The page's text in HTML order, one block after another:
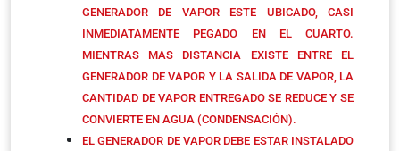
GENERADOR DE VAPOR ESTE UBICADO, CASI
INMEDIATAMENTE PEGADO EN EL CUARTO.
MIENTRAS MAS DISTANCIA EXISTE ENTRE EL
GENERADOR DE VAPOR Y LA SALIDA DE VAPOR, LA
CANTIDAD DE VAPOR ENTREGADO SE REDUCE Y SE
CONVIERTE EN AGUA (CONDENSACIÓN).
EL GENERADOR DE VAPOR DEBE ESTAR INSTALADO